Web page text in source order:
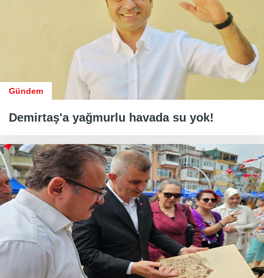
Gündem
Demirtaş'a yağmurlu havada su yok!